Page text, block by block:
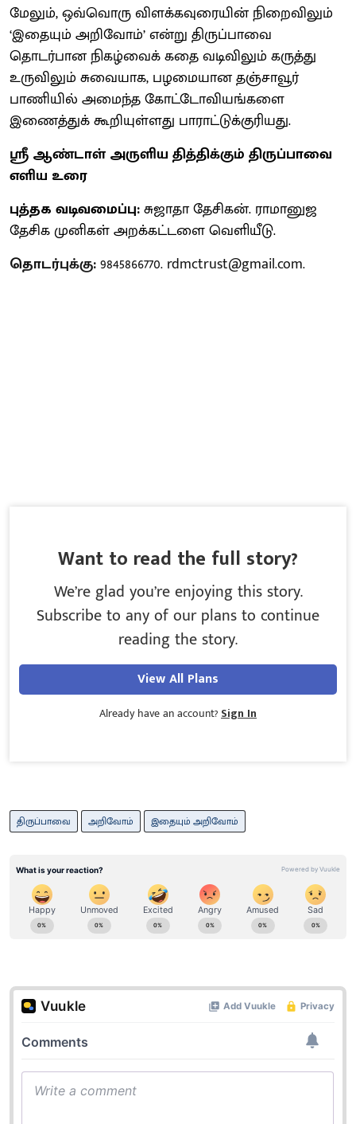
மேலும், ஒவ்வொரு விளக்கவுரையின் நிறைவிலும்
‘இதையும் அறிவோம்’ என்று திருப்பாவை
தொடர்பான நிகழ்வைக் கதை வடிவிலும் கருத்து
உருவிலும் சுவையாக, பழமையான தஞ்சாவூர்
பாணியில் அமைந்த கோட்டோவியங்களை
இணைத்துக் கூறியுள்ளது பாராட்டுக்குரியது.
ஸ்ரீ ஆண்டாள் அருளிய தித்திக்கும் திருப்பாவை
எளிய உரை
புத்தக வடிவமைப்பு:சுஜாதா தேசிகன். ராமானுஜ
தேசிக முனிகள் அறக்கட்டளை வெளியீடு.
தொடர்புக்கு:9845866770. rdmctrust@gmail.com.
Want to read the full story?
We’re glad you’re enjoying this story.
Subscribe to any of our plans to continue
reading the story.
View All Plans
Already have an account? Sign In
திருப்பாவை அறிவோம் இதையும் அறிவோம்